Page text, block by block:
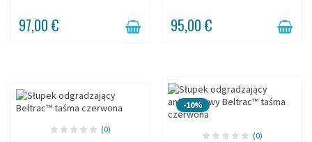
97,00 € 95,00 €
(0)
-10%
(0)